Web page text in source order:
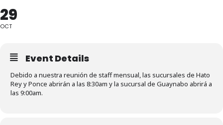
29
OCT
Event Details
Debido a nuestra reunión de staff mensual, las sucursales de Hato
Rey y Ponce abrirán a las 8:30am y la sucursal de Guaynabo abrirá a
las 9:00am.